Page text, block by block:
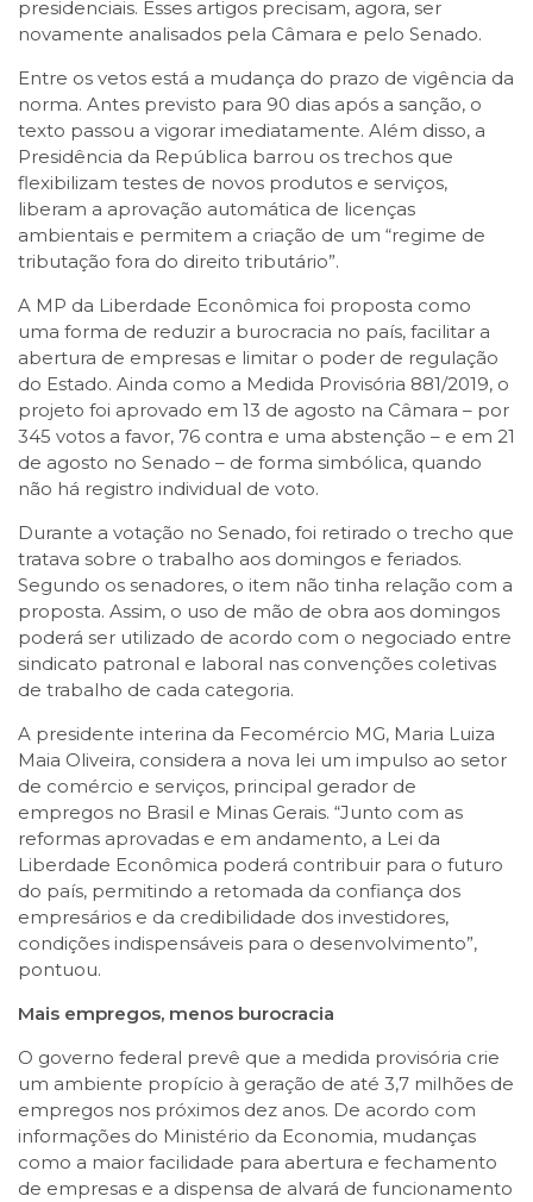
presidenciais. Esses artigos precisam, agora, ser
novamente analisados pela Câmara e pelo Senado.
Entre os vetos está a mudança do prazo de vigência da
norma. Antes previsto para 90 dias após a sanção, o
texto passou a vigorar imediatamente. Além disso, a
Presidência da República barrou os trechos que
flexibilizam testes de novos produtos e serviços,
liberam a aprovação automática de licenças
ambientais e permitem a criação de um “regime de
tributação fora do direito tributário”.
A MP da Liberdade Econômica foi proposta como
uma forma de reduzir a burocracia no país, facilitar a
abertura de empresas e limitar o poder de regulação
do Estado. Ainda como a Medida Provisória 881/2019, o
projeto foi aprovado em 13 de agosto na Câmara – por
345 votos a favor, 76 contra e uma abstenção – e em 21
de agosto no Senado – de forma simbólica, quando
não há registro individual de voto.
Durante a votação no Senado, foi retirado o trecho que
tratava sobre o trabalho aos domingos e feriados.
Segundo os senadores, o item não tinha relação com a
proposta. Assim, o uso de mão de obra aos domingos
poderá ser utilizado de acordo com o negociado entre
sindicato patronal e laboral nas convenções coletivas
de trabalho de cada categoria.
A presidente interina da Fecomércio MG, Maria Luiza
Maia Oliveira, considera a nova lei um impulso ao setor
de comércio e serviços, principal gerador de
empregos no Brasil e Minas Gerais. “Junto com as
reformas aprovadas e em andamento, a Lei da
Liberdade Econômica poderá contribuir para o futuro
do país, permitindo a retomada da confiança dos
empresários e da credibilidade dos investidores,
condições indispensáveis para o desenvolvimento”,
pontuou.
Mais empregos, menos burocracia
O governo federal prevê que a medida provisória crie
um ambiente propício à geração de até 3,7 milhões de
empregos nos próximos dez anos. De acordo com
informações do Ministério da Economia, mudanças
como a maior facilidade para abertura e fechamento
de empresas e a dispensa de alvará de funcionamento